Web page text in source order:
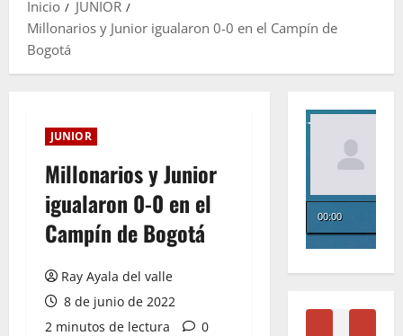
Inicio
JUNIOR
Millonarios y Junior igualaron 0-0 en el Campín de
Bogotá
JUNIOR
Millonarios y Junior
igualaron 0-0 en el
Campín de Bogotá
Ray Ayala del valle
8 de junio de 2022
2 minutos de lectura
0